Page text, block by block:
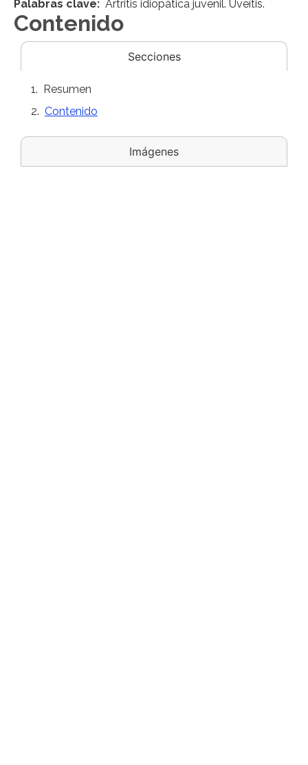
Palabras clave: Artritis idiopática juvenil. Uveítis.
Contenido
Secciones
Imágenes
Resumen
Contenido